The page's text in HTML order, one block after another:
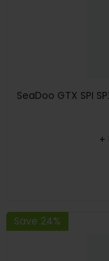
SeaDoo GTX SPI
+
Save 24%